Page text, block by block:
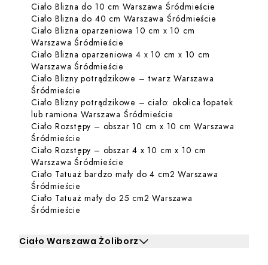
Ciało Blizna do 10 cm Warszawa Śródmieście
Ciało Blizna do 40 cm Warszawa Śródmieście
Ciało Blizna oparzeniowa 10 cm x 10 cm
Warszawa Śródmieście
Ciało Blizna oparzeniowa 4 x 10 cm x 10 cm
Warszawa Śródmieście
Ciało Blizny potrądzikowe – twarz Warszawa
Śródmieście
Ciało Blizny potrądzikowe – ciało: okolica łopatek
lub ramiona Warszawa Śródmieście
Ciało Rozstępy – obszar 10 cm x 10 cm Warszawa
Śródmieście
Ciało Rozstępy – obszar 4 x 10 cm x 10 cm
Warszawa Śródmieście
Ciało Tatuaż bardzo mały do 4 cm2 Warszawa
Śródmieście
Ciało Tatuaż mały do 25 cm2 Warszawa
Śródmieście
Ciało Warszawa Żoliborz
Kliknij, aby rozwinąć i zobaczyć zabiegi dla Ciało